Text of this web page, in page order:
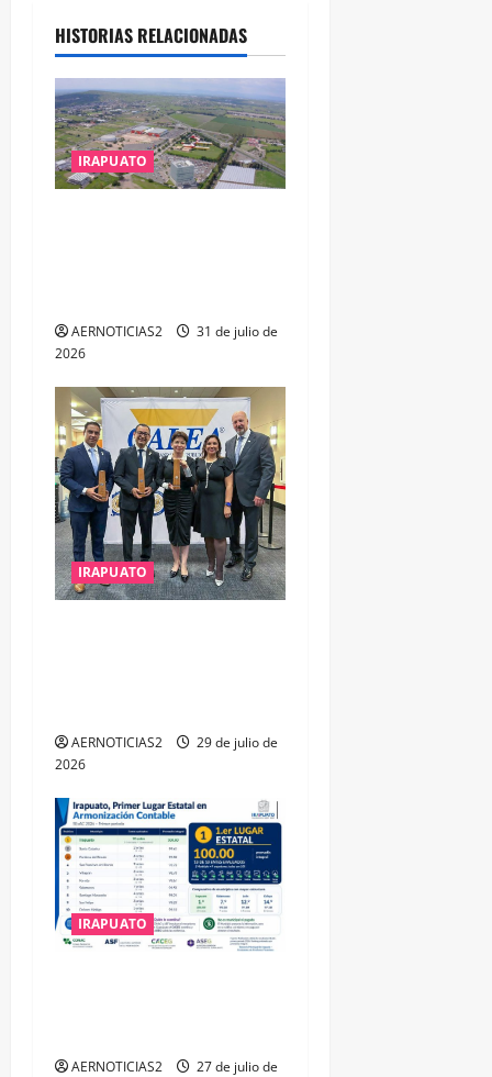
HISTORIAS RELACIONADAS
IRAPUATO
AERNOTICIAS2
31 de julio de
2026
IRAPUATO
AERNOTICIAS2
29 de julio de
2026
IRAPUATO
AERNOTICIAS2
27 de julio de